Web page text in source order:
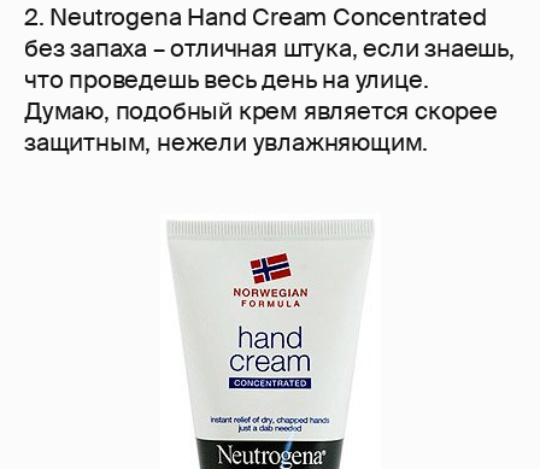
2. Neutrogena Hand Cream Concentrated
без запаха – отличная штука, если знаешь,
что проведешь весь день на улице.
Думаю, подобный крем является скорее
защитным, нежели увлажняющим.